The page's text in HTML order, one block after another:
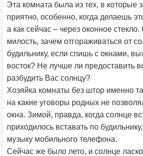
Эта комната была из тех, в которые
приятно, особенно, когда делаешь
а как сейчас – через оконное
милость, зачем отгораживаться от
будильнику, если спишь с окнами,
восток? Не лучше ли предоставить
разбудить Вас солнцу?
Хозяйка комнаты без штор именно
на какие уговоры родных не
окна. Зимой, правда, когда солнце
приходилось вставать по
музыку мобильного телефона.
Сейчас же было лето, и солнце